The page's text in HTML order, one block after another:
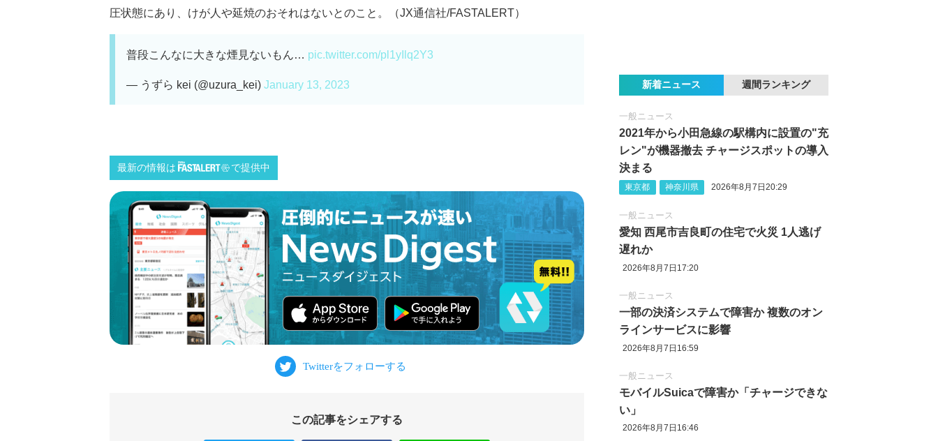
圧状態にあり、けが人や延焼のおそれはないとのこと。（JX通信社/FASTALERT）
普段こんなに大きな煙見ないもん… pic.twitter.com/pl1yIlq2Y3
— うずら kei (@uzura_kei) January 13, 2023
最新の情報は で提供中
この記事をシェアする
新着ニュース 週間ランキング
一般ニュース
2021年から小田急線の駅構内に設置の"充
レン"が機器撤去 チャージスポットの導入
決まる
東京都 神奈川県 2026年8月7日20:29
一般ニュース
愛知 西尾市吉良町の住宅で火災 1人逃げ
遅れか
2026年8月7日17:20
一般ニュース
一部の決済システムで障害か 複数のオン
ラインサービスに影響
2026年8月7日16:59
一般ニュース
モバイルSuicaで障害か「チャージできな
い」
2026年8月7日16:46